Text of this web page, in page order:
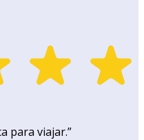
para viajar.”